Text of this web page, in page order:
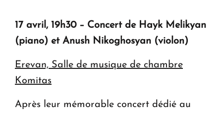
17 avril, 19h30 – Concert de Hayk Melikyan
(piano) et Anush Nikoghosyan (violon)
Erevan, Salle de musique de chambre
Komitas
Après leur mémorable concert dédié au